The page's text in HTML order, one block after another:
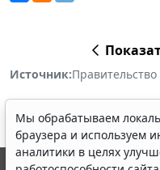
Источник:
Мы обрабатываем
браузера и используем
аналитики в целях